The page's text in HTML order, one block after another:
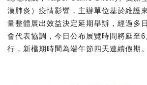
漢肺炎）疫情影響，主辦單位基於維護
量整體展出效益決定延期舉辦，經過多
會代表協調，今日公布展覽時間將延至
行，新檔期時間為端午節四天連續假期。